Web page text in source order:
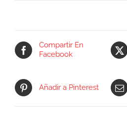
Compartir En
Facebook
Añadir a Pinterest